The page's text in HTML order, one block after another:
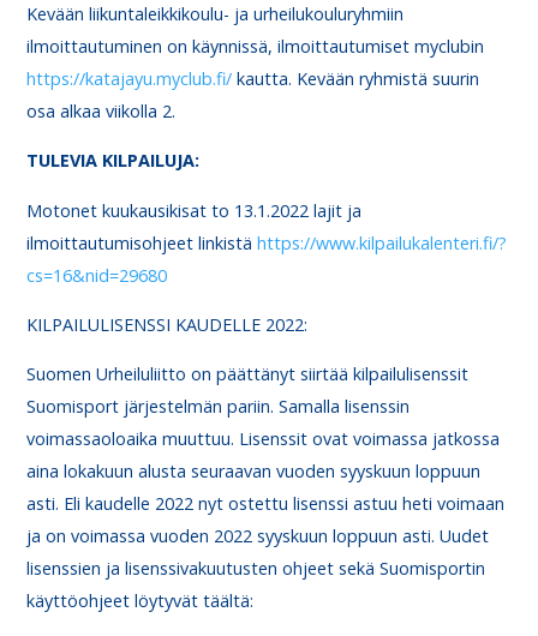
Kevään liikuntaleikkikoulu- ja urheilukouluryhmiin
ilmoittautuminen on käynnissä, ilmoittautumiset myclubin
https://katajayu.myclub.fi/ kautta. Kevään ryhmistä suurin
osa alkaa viikolla 2.
TULEVIA KILPAILUJA:
Motonet kuukausikisat to 13.1.2022 lajit ja
ilmoittautumisohjeet linkistähttps://www.kilpailukalenteri.fi/?
cs=16&nid=29680
KILPAILULISENSSI KAUDELLE 2022:
Suomen Urheiluliitto on päättänyt siirtää kilpailulisenssit
Suomisport järjestelmän pariin. Samalla lisenssin
voimassaoloaika muuttuu. Lisenssit ovat voimassa jatkossa
aina lokakuun alusta seuraavan vuoden syyskuun loppuun
asti. Eli kaudelle 2022 nyt ostettu lisenssi astuu heti voimaan
ja on voimassa vuoden 2022 syyskuun loppuun asti. Uudet
lisenssien ja lisenssivakuutusten ohjeet sekä Suomisportin
käyttöohjeet löytyvät täältä: